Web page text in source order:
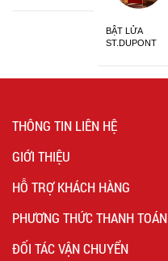
BẬT LỬA
ST.DUPONT
THÔNG TIN LIÊN HỆ
GIỚI THIỆU
HỖ TRỢ KHÁCH HÀNG
PHƯƠNG THỨC THANH TOÁN
ĐỐI TÁC VẬN CHUYỂN